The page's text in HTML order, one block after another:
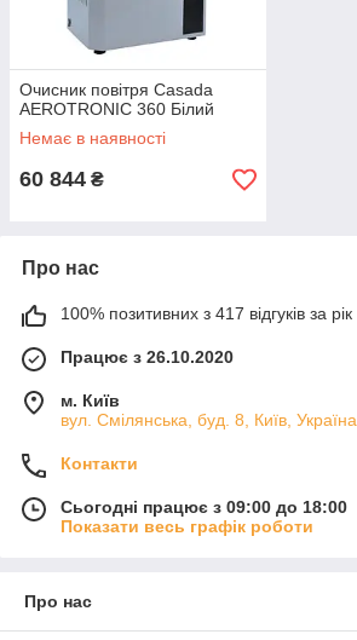
Очисник повітря Casada
AEROTRONIC 360 Білий
Немає в наявності
60 844 ₴
Про нас
100% позитивних з 417 відгуків за рік
Працює з 26.10.2020
м. Київ
вул. Смілянська, буд. 8, Київ, Україна
Контакти
Сьогодні працює з 09:00 до 18:00
Показати весь графік роботи
Про нас